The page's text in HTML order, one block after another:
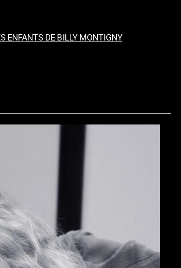
ENFANTS DE BILLY MONTIGNY